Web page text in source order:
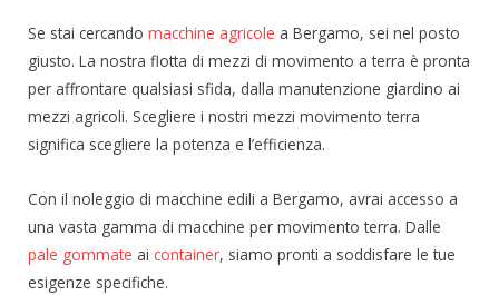
Se stai cercando macchine agricole a Bergamo, sei nel posto
giusto. La nostra flotta di mezzi di movimento a terra è pronta
per affrontare qualsiasi sfida, dalla manutenzione giardino ai
mezzi agricoli. Scegliere i nostri mezzi movimento terra
significa scegliere la potenza e l’efficienza.
Con il noleggio di macchine edili a Bergamo, avrai accesso a
una vasta gamma di macchine per movimento terra. Dalle
pale gommate ai container, siamo pronti a soddisfare le tue
esigenze specifiche.